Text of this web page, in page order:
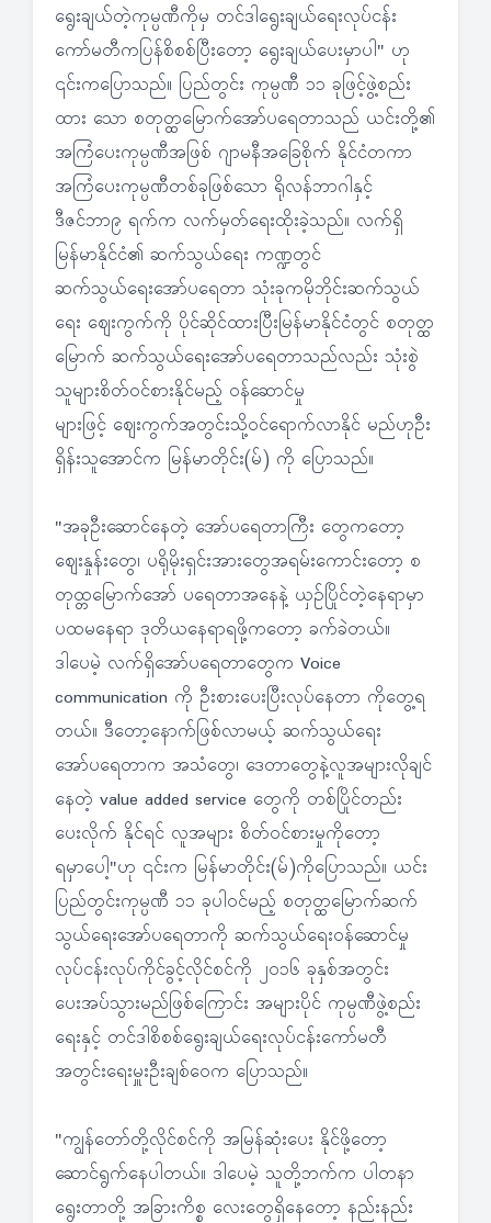
ရွေးချယ်တဲ့ကုမ္ပဏီကိုမှ တင်ဒါရွေးချယ်ရေးလုပ်ငန်း
ကော်မတီကပြန်စိစစ်ပြီးတော့ ရွေးချယ်ပေးမှာပါ" ဟု
၎င်းကပြောသည်။ ပြည်တွင်း ကုမ္ပဏီ ၁၁ ခုဖြင့်ဖွဲ့စည်း
ထား သော စတုတ္ထမြောက်အော်ပရေတာသည် ယင်းတို့၏
အကြံပေးကုမ္ပဏီအဖြစ် ဂျာမနီအခြေစိုက် နိုင်ငံတကာ
အကြံပေးကုမ္ပဏီတစ်ခုဖြစ်သော ရိုလန်ဘာဂါနှင့်
ဒီဇင်ဘာ၉ ရက်က လက်မှတ်ရေးထိုးခဲ့သည်။ လက်ရှိ
မြန်မာနိုင်ငံ၏ ဆက်သွယ်ရေး ကဏ္ဍတွင်
ဆက်သွယ်ရေးအော်ပရေတာ သုံးခုကမိုဘိုင်းဆက်သွယ်
ရေး ဈေးကွက်ကို ပိုင်ဆိုင်ထားပြီးမြန်မာနိုင်ငံတွင် စတုတ္ထ
မြောက် ဆက်သွယ်ရေးအော်ပရေတာသည်လည်း သုံးစွဲ
သူများစိတ်ဝင်စားနိုင်မည့် ဝန်ဆောင်မှု
များဖြင့် ဈေးကွက်အတွင်းသို့ဝင်ရောက်လာနိုင် မည်ဟုဦး
ရှိန်းသူအောင်က မြန်မာတိုင်း(မ်) ကို ပြောသည်။
"အခုဦးဆောင်နေတဲ့ အော်ပရေတာကြီး တွေကတော့
ဈေးနှုန်းတွေ၊ ပရိုမိုးရှင်းအားတွေအရမ်းကောင်းတော့ စ
တုထ္တမြောက်အော် ပရေတာအနေနဲ့ ယှဉ်ပြိုင်တဲ့နေရာမှာ
ပထမနေရာ ဒုတိယနေရာရဖို့ကတော့ ခက်ခဲတယ်။
ဒါပေမဲ့ လက်ရှိအော်ပရေတာတွေက Voice
communication ကို ဦးစားပေးပြီးလုပ်နေတာ ကိုတွေ့ရ
တယ်။ ဒီတော့နောက်ဖြစ်လာမယ့် ဆက်သွယ်ရေး
အော်ပရေတာက အသံတွေ၊ ဒေတာတွေနဲ့လူအများလိုချင်
နေတဲ့ value added service တွေကို တစ်ပြိုင်တည်း
ပေးလိုက် နိုင်ရင် လူအများ စိတ်ဝင်စားမှုကိုတော့
ရမှာပေါ့"ဟု ၎င်းက မြန်မာတိုင်း(မ်)ကိုပြောသည်။ ယင်း
ပြည်တွင်းကုမ္ပဏီ ၁၁ ခုပါဝင်မည့် စတုတ္ထမြောက်ဆက်
သွယ်ရေးအော်ပရေတာကို ဆက်သွယ်ရေးဝန်ဆောင်မှု
လုပ်ငန်းလုပ်ကိုင်ခွင့်လိုင်စင်ကို ၂၀၁၆ ခုနှစ်အတွင်း
ပေးအပ်သွားမည်ဖြစ်ကြောင်း အများပိုင် ကုမ္ပဏီဖွဲ့စည်း
ရေးနှင့် တင်ဒါစိစစ်ရွေးချယ်ရေးလုပ်ငန်းကော်မတီ
အတွင်းရေးမှူးဦးချစ်ဝေက ပြောသည်။
"ကျွန်တော်တို့လိုင်စင်ကို အမြန်ဆုံးပေး နိုင်ဖို့တော့
ဆောင်ရွက်နေပါတယ်။ ဒါပေမဲ့ သူတို့ဘက်က ပါတနာ
ရွေးတာတို့ အခြားကိစ္စ လေးတွေရှိနေတော့ နည်းနည်း